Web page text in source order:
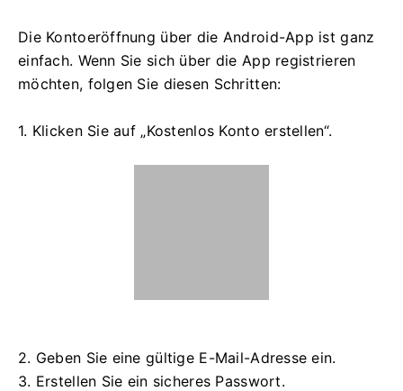
Die Kontoeröffnung über die Android-App ist ganz
einfach. Wenn Sie sich über die App registrieren
möchten, folgen Sie diesen Schritten:
1. Klicken Sie auf „Kostenlos Konto erstellen“.
2. Geben Sie eine gültige E-Mail-Adresse ein.
3. Erstellen Sie ein sicheres Passwort.